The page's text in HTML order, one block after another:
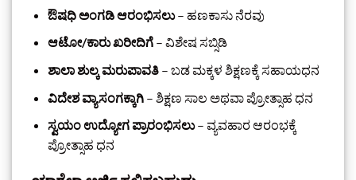
ಔಷಧಿ ಅಂಗಡಿ ಆರಂಭಿಸಲು– ಹಣಕಾಸು ನೆರವು
ಆಟೋ/ಕಾರು ಖರೀದಿಗೆ– ವಿಶೇಷ ಸಬ್ಸಿಡಿ
ಶಾಲಾ ಶುಲ್ಕ ಮರುಪಾವತಿ– ಬಡ ಮಕ್ಕಳ ಶಿಕ್ಷಣಕ್ಕೆ ಸಹಾಯಧನ
ವಿದೇಶ ವ್ಯಾಸಂಗಕ್ಕಾಗಿ– ಶಿಕ್ಷಣ ಸಾಲ ಅಥವಾ ಪ್ರೋತ್ಸಾಹ ಧನ
ಸ್ವಯಂ ಉದ್ಯೋಗ ಪ್ರಾರಂಭಿಸಲು– ವ್ಯವಹಾರ ಆರಂಭಕ್ಕೆ
ಪ್ರೋತ್ಸಾಹ ಧನ